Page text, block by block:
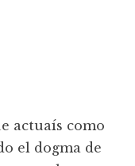
actuaís como
el dogma de